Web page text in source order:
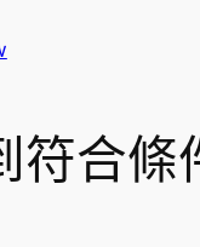
符合條